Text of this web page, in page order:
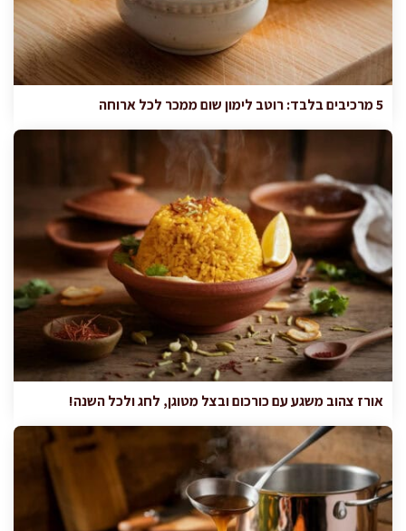
5 מרכיבים בלבד: רוטב לימון שום ממכר לכל ארוחה
אורז צהוב משגע עם כורכום ובצל מטוגן, לחג ולכל השנה!